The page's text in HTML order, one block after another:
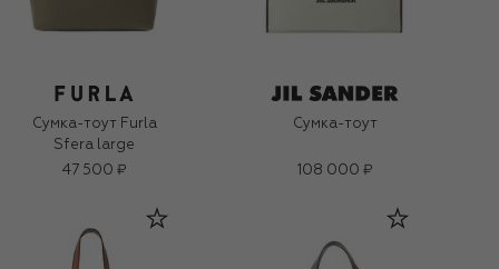
Сумка-тоут Furla
Sfera large
47 500 ₽
Сумка-тоут
108 000 ₽